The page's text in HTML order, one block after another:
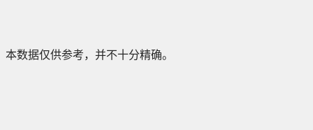
本数据仅供参考，并不十分精确。